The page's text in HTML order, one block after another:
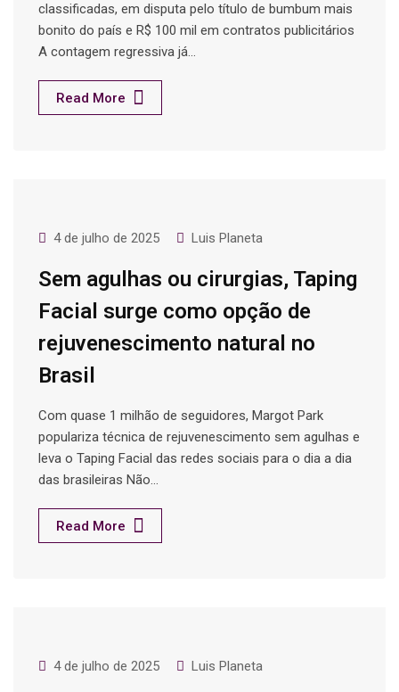
classificadas, em disputa pelo título de bumbum mais
bonito do país e R$ 100 mil em contratos publicitários
A contagem regressiva já…
Read More
4 de julho de 2025 Luis Planeta
Sem agulhas ou cirurgias, Taping
Facial surge como opção de
rejuvenescimento natural no
Brasil
Com quase 1 milhão de seguidores, Margot Park
populariza técnica de rejuvenescimento sem agulhas e
leva o Taping Facial das redes sociais para o dia a dia
das brasileiras Não…
Read More
4 de julho de 2025 Luis Planeta